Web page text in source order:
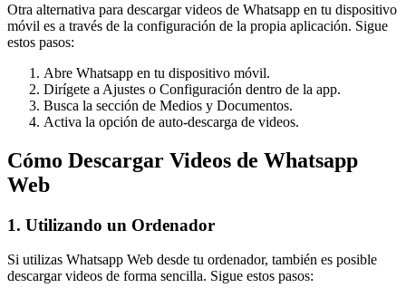
Otra alternativa para descargar videos de Whatsapp en tu dispositivo
móvil es a través de la configuración de la propia aplicación. Sigue
estos pasos:
Abre Whatsapp en tu dispositivo móvil.
Dirígete a Ajustes o Configuración dentro de la app.
Busca la sección de Medios y Documentos.
Activa la opción de auto-descarga de videos.
Cómo Descargar Videos de Whatsapp
Web
1. Utilizando un Ordenador
Si utilizas Whatsapp Web desde tu ordenador, también es posible
descargar videos de forma sencilla. Sigue estos pasos: